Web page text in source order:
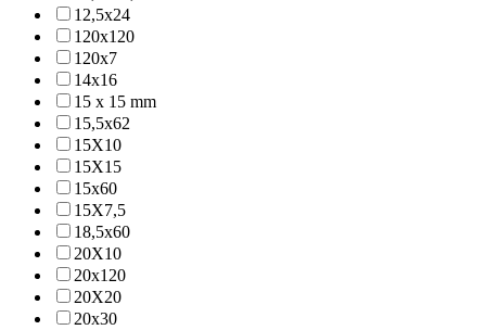
12,5x24
120x120
120x7
14x16
15 x 15 mm
15,5x62
15X10
15X15
15x60
15X7,5
18,5x60
20X10
20x120
20X20
20x30